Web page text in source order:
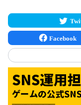
Facebook